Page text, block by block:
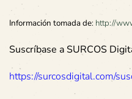
Información tomada de: http://
Suscríbase a SURCOS
https://surcosdigital.com/